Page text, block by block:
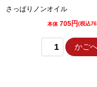
さっぱりノンオイル
本体 705円(税込
かご